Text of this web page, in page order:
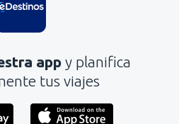
app y planifica
tus viajes